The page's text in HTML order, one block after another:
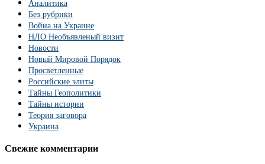
Аналитика
Без рубрики
Война на Украине
НЛО Необъявленый визит
Новости
Новый Мировой Порядок
Просветленные
Российские элиты
Тайны Геополитики
Тайны истории
Теория заговора
Украина
Свежие комментарии